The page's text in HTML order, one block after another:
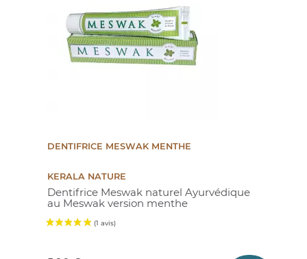
DENTIFRICE MESWAK MENTHE
KERALA NATURE
Dentifrice Meswak naturel Ayurvédique
au Meswak version menthe